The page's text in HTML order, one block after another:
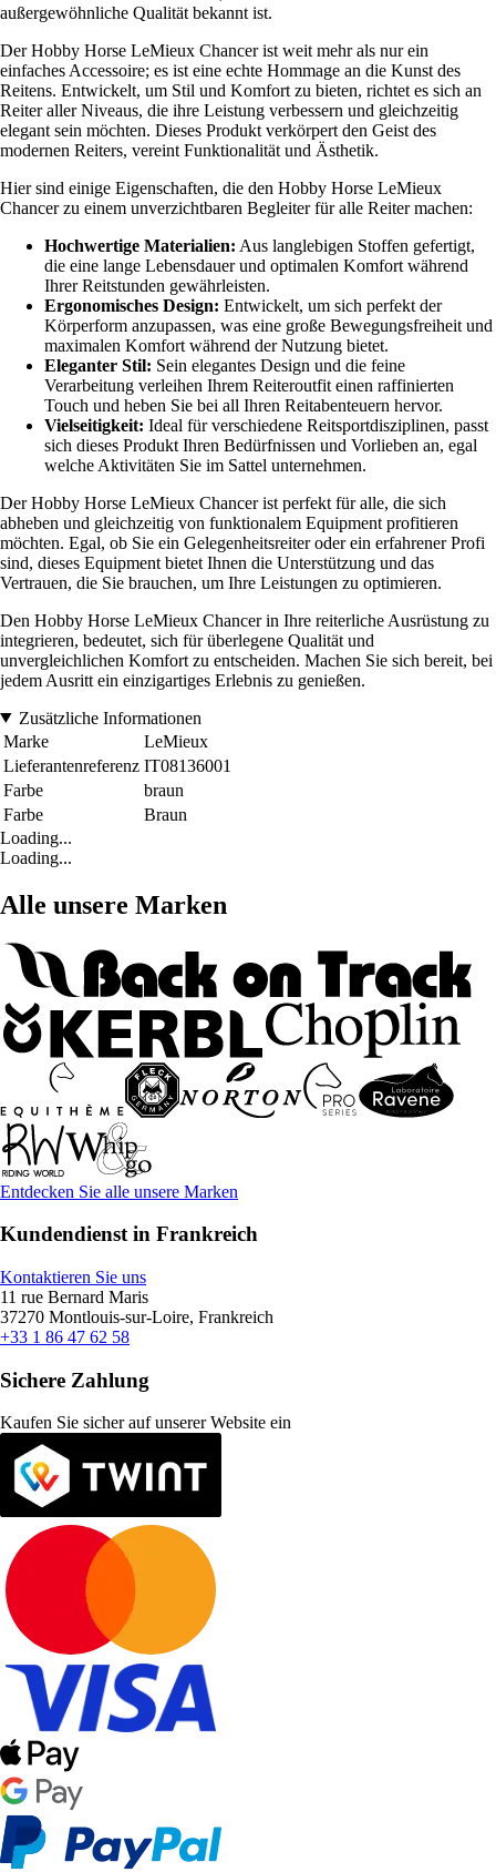
außergewöhnliche Qualität bekannt ist.
Der Hobby Horse LeMieux Chancer ist weit mehr als nur ein
einfaches Accessoire; es ist eine echte Hommage an die Kunst des
Reitens. Entwickelt, um Stil und Komfort zu bieten, richtet es sich an
Reiter aller Niveaus, die ihre Leistung verbessern und gleichzeitig
elegant sein möchten. Dieses Produkt verkörpert den Geist des
modernen Reiters, vereint Funktionalität und Ästhetik.
Hier sind einige Eigenschaften, die den Hobby Horse LeMieux
Chancer zu einem unverzichtbaren Begleiter für alle Reiter machen:
Hochwertige Materialien: Aus langlebigen Stoffen gefertigt,
die eine lange Lebensdauer und optimalen Komfort während
Ihrer Reitstunden gewährleisten.
Ergonomisches Design: Entwickelt, um sich perfekt der
Körperform anzupassen, was eine große Bewegungsfreiheit und
maximalen Komfort während der Nutzung bietet.
Eleganter Stil: Sein elegantes Design und die feine
Verarbeitung verleihen Ihrem Reiteroutfit einen raffinierten
Touch und heben Sie bei all Ihren Reitabenteuern hervor.
Vielseitigkeit: Ideal für verschiedene Reitsportdisziplinen, passt
sich dieses Produkt Ihren Bedürfnissen und Vorlieben an, egal
welche Aktivitäten Sie im Sattel unternehmen.
Der Hobby Horse LeMieux Chancer ist perfekt für alle, die sich
abheben und gleichzeitig von funktionalem Equipment profitieren
möchten. Egal, ob Sie ein Gelegenheitsreiter oder ein erfahrener Profi
sind, dieses Equipment bietet Ihnen die Unterstützung und das
Vertrauen, die Sie brauchen, um Ihre Leistungen zu optimieren.
Den Hobby Horse LeMieux Chancer in Ihre reiterliche Ausrüstung zu
integrieren, bedeutet, sich für überlegene Qualität und
unvergleichlichen Komfort zu entscheiden. Machen Sie sich bereit, bei
jedem Ausritt ein einzigartiges Erlebnis zu genießen.
Zusätzliche Informationen
Marke
LeMieux
Lieferantenreferenz IT08136001
Farbe
braun
Farbe
Braun
Loading...
Loading...
Alle unsere Marken
Entdecken Sie alle unsere Marken
Kundendienst in Frankreich
Kontaktieren Sie uns
11 rue Bernard Maris
37270 Montlouis-sur-Loire, Frankreich
+33 1 86 47 62 58
Sichere Zahlung
Kaufen Sie sicher auf unserer Website ein